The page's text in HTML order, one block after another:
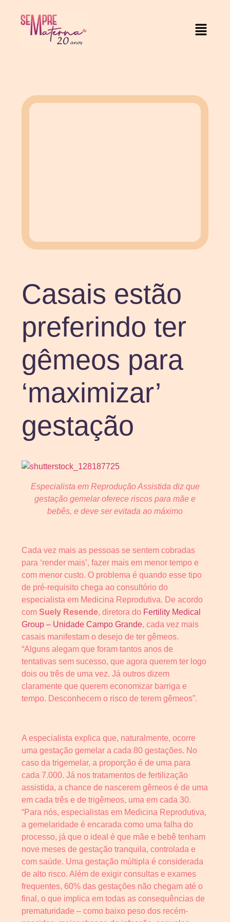
Casais estão
preferindo ter
gêmeos para
‘maximizar’
gestação
Especialista em Reprodução Assistida diz que
gestação gemelar oferece riscos para mãe e
bebês, e deve ser evitada ao máximo
Cada vez mais as pessoas se sentem cobradas
para ‘render mais’, fazer mais em menor tempo e
com menor custo. O problema é quando esse tipo
de pré-requisito chega ao consultório do
especialista em Medicina Reprodutiva. De acordo
com Suely Resende, diretora do Fertility Medical
Group – Unidade Campo Grande, cada vez mais
casais manifestam o desejo de ter gêmeos.
“Alguns alegam que foram tantos anos de
tentativas sem sucesso, que agora querem ter logo
dois ou três de uma vez. Já outros dizem
claramente que querem economizar barriga e
tempo. Desconhecem o risco de terem gêmeos”.
A especialista explica que, naturalmente, ocorre
uma gestação gemelar a cada 80 gestações. No
caso da trigemelar, a proporção é de uma para
cada 7.000. Já nos tratamentos de fertilização
assistida, a chance de nascerem gêmeos é de uma
em cada três e de trigêmeos, uma em cada 30.
“Para nós, especialistas em Medicina Reprodutiva,
a gemelaridade é encarada como uma falha do
processo, já que o ideal é que mãe e bebê tenham
nove meses de gestação tranquila, controlada e
com saúde. Uma gestação múltipla é considerada
de alto risco. Além de exigir consultas e exames
frequentes, 60% das gestações não chegam até o
final, o que implica em todas as consequências de
prematuridade – como baixo peso dos recém-